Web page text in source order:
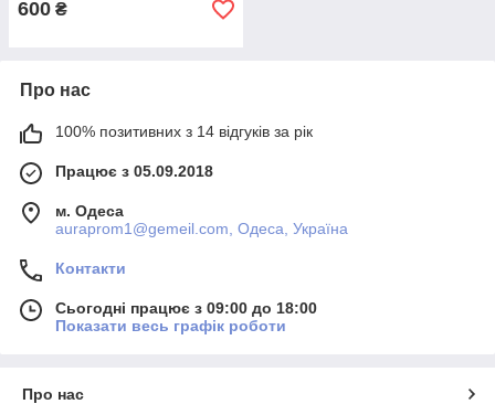
600 ₴
Про нас
100% позитивних з 14 відгуків за рік
Працює з 05.09.2018
м. Одеса
auraprom1@gemeil.com, Одеса, Україна
Контакти
Сьогодні працює з 09:00 до 18:00
Показати весь графік роботи
Про нас